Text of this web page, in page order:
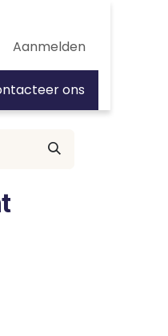
Aanmelden
ons